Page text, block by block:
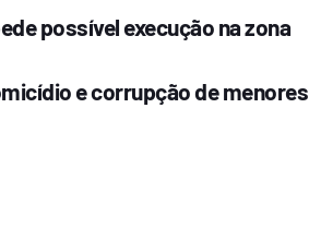
possível execução na zona
e corrupção de menores